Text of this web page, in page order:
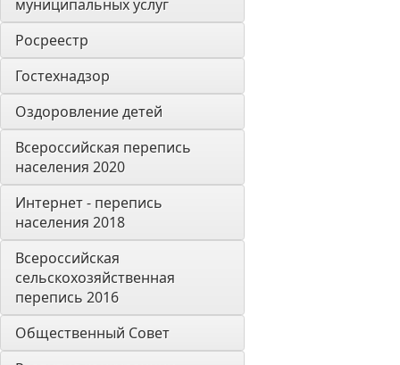
муниципальных услуг
Росреестр
Гостехнадзор
Оздоровление детей
Всероссийская перепись
населения 2020
Интернет - перепись
населения 2018
Всероссийская
сельскохозяйственная
перепись 2016
Общественный Совет